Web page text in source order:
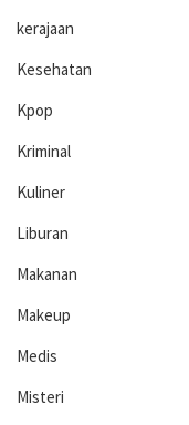
kerajaan
Kesehatan
Kpop
Kriminal
Kuliner
Liburan
Makanan
Makeup
Medis
Misteri